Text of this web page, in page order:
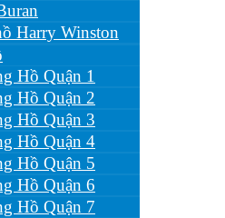
Harry Winston
Hồ Quận 1
Hồ Quận 2
Hồ Quận 3
Hồ Quận 4
Hồ Quận 5
Hồ Quận 6
Hồ Quận 7